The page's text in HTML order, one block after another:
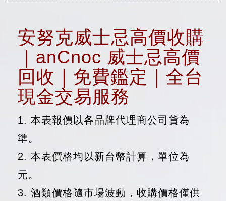
安努克威士忌高價收購
｜anCnoc 威士忌高價
回收｜免費鑑定｜全台
現金交易服務
1. 本表報價以各品牌代理商公司貨為
準。
2. 本表價格均以新台幣計算，單位為
元。
3. 酒類價格隨市場波動，收購價格僅供